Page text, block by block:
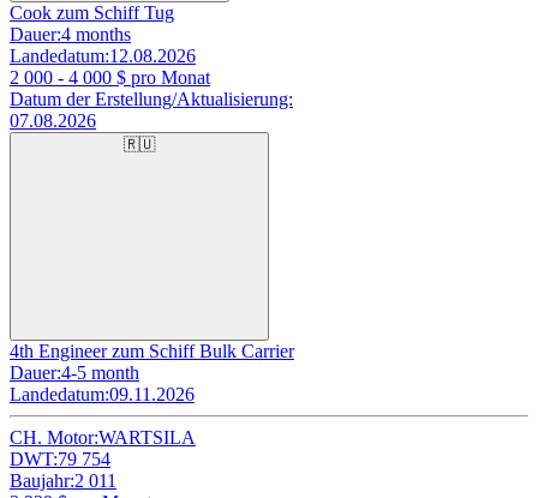
Cook zum Schiff Tug
Dauer:4 months
Landedatum:12.08.2026
2 000 - 4 000 $ pro Monat
Datum der Erstellung/Aktualisierung:
07.08.2026
🇷🇺
4th Engineer zum Schiff Bulk Carrier
Dauer:4-5 month
Landedatum:09.11.2026
CH. Motor:WARTSILA
DWT:79 754
Baujahr:2 011